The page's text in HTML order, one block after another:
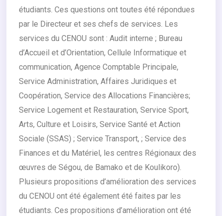
étudiants. Ces questions ont toutes été répondues
par le Directeur et ses chefs de services. Les
services du CENOU sont : Audit interne ; Bureau
d’Accueil et d’Orientation, Cellule Informatique et
communication, Agence Comptable Principale,
Service Administration, Affaires Juridiques et
Coopération, Service des Allocations Financières;
Service Logement et Restauration, Service Sport,
Arts, Culture et Loisirs, Service Santé et Action
Sociale (SSAS) ; Service Transport, ; Service des
Finances et du Matériel, les centres Régionaux des
œuvres de Ségou, de Bamako et de Koulikoro).
Plusieurs propositions d’amélioration des services
du CENOU ont été également été faites par les
étudiants. Ces propositions d’amélioration ont été